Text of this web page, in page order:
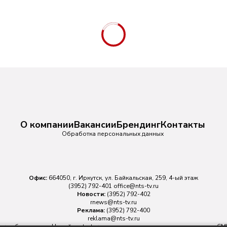
О компанииВакансииБрендингКонтакты
Обработка персональных данных
Офис: 664050, г. Иркутск, ул. Байкальская, 259, 4-ый этаж
(3952) 792-401 office@nts-tv.ru
Новости: (3952) 792-402
rnews@nts-tv.ru
Реклама: (3952) 792-400
reklama@nts-tv.ru